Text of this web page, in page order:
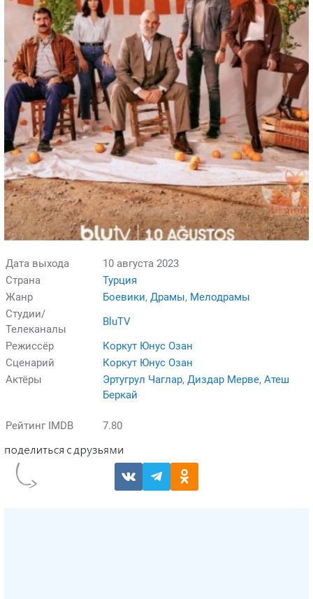
Дата выхода
10 августа 2023
Страна
Турция
Жанр
Боевики, Драмы, Мелодрамы
Студии/
Телеканалы
BluTV
Режиссёр
Коркут Юнус Озан
Сценарий
Коркут Юнус Озан
Актёры
Эртугрул Чаглар, Диздар Мерве, Атеш
Беркай
Рейтинг IMDB 7.80